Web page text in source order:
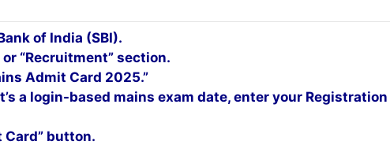
of India (SBI).
“Recruitment” section.
Admit Card 2025.”
a login-based mains exam date, enter your
Card” button.